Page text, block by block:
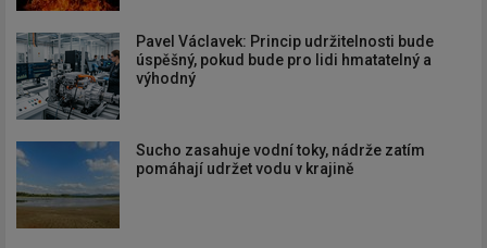
Pavel Václavek: Princip udržitelnosti bude
úspěšný, pokud bude pro lidi hmatatelný a
výhodný
Sucho zasahuje vodní toky, nádrže zatím
pomáhají udržet vodu v krajině